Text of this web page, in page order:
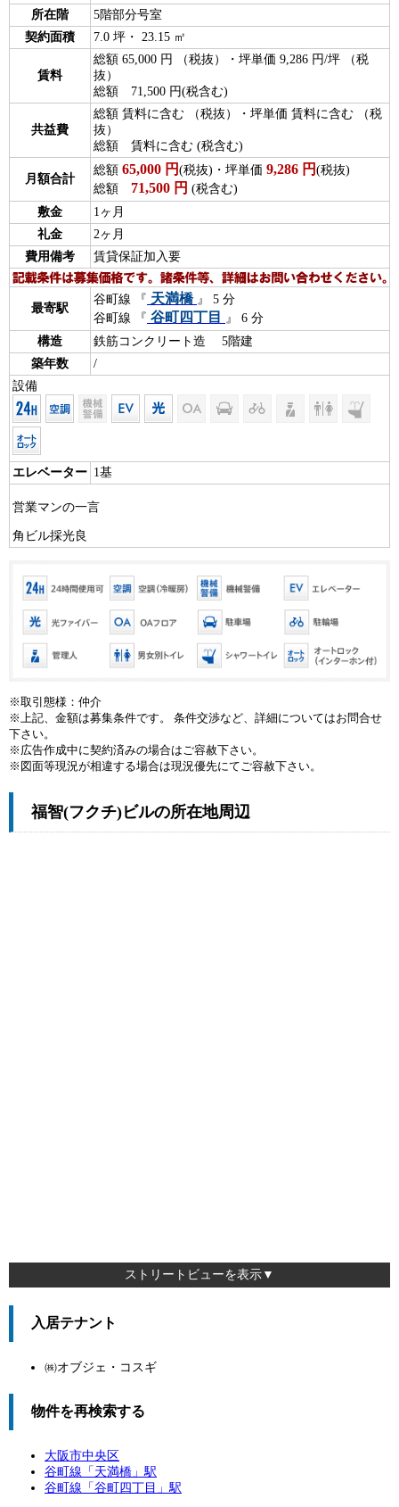
所在階
5階部分号室
契約面積
7.0 坪・ 23.15 ㎡
賃料
総額 65,000 円 （税抜）・坪単価 9,286 円/坪 （税
抜）
総額 71,500 円(税含む)
共益費
総額 賃料に含む （税抜）・坪単価 賃料に含む （税
抜）
総額 賃料に含む (税含む)
月額合計
総額 65,000 円 (税抜)・坪単価 9,286 円 (税抜)
総額 71,500 円 (税含む)
敷金
1ヶ月
礼金
2ヶ月
費用備考
賃貸保証加入要
最寄駅
谷町線 『 天満橋 』 5 分
谷町線 『 谷町四丁目
』 6 分
構造
鉄筋コンクリート造 5階建
築年数
/
設備
エレベーター 1基
営業マンの一言
角ビル採光良
※取引態様：仲介
※上記、金額は募集条件です。 条件交渉など、詳細についてはお問合せ
下さい。
※広告作成中に契約済みの場合はご容赦下さい。
※図面等現況が相違する場合は現況優先にてご容赦下さい。
福智(フクチ)ビルの所在地周辺
ストリートビューを表示▼
入居テナント
㈱オブジェ・コスギ
物件を再検索する
大阪市中央区
谷町線「 天満橋 」駅
谷町線「谷町四丁目 」駅